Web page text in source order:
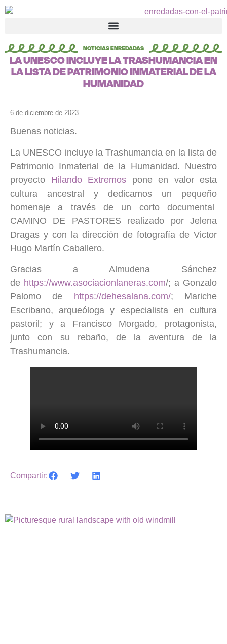
NOTICIAS ENREDADAS
LA UNESCO INCLUYE LA TRASHUMANCIA EN
LA LISTA DE PATRIMONIO INMATERIAL DE LA
HUMANIDAD
6 de diciembre de 2023.
Buenas noticias.
La UNESCO incluye la Trashumancia en la lista de
Patrimonio Inmaterial de la Humanidad. Nuestro
proyecto Hilando Extremos pone en valor esta
cultura ancestral y dedicamos un pequeño
homenaje a través de un corto documental
CAMINO DE PASTORES realizado por Jelena
Dragas y con la dirección de fotografía de Victor
Hugo Martín Caballero.
Gracias a Almudena Sánchez
de https://www.asociacionlaneras.com/; a Gonzalo
Palomo de https://dehesalana.com/; Mariche
Escribano, arqueóloga y especialista en cultura
pastoril; y a Francisco Morgado, protagonista,
junto con su rebaño, de la aventura de la
Trashumancia.
Compartir: